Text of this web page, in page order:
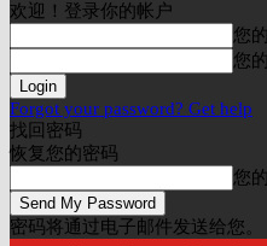
欢迎！登录你的帐户
您
您
Forgot your password? Get help
找回密码
恢复您的密码
您
密码将通过电子邮件发送给您。